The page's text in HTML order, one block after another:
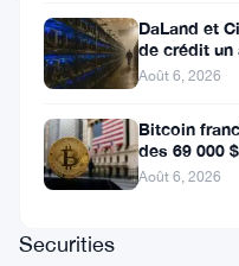
Warren
officiellement
demandé
Securities
DaLand et
de crédit un
actifs
Août 6, 2026
Bitcoin
des 69 000
sur l’emploi
Août 6, 2026